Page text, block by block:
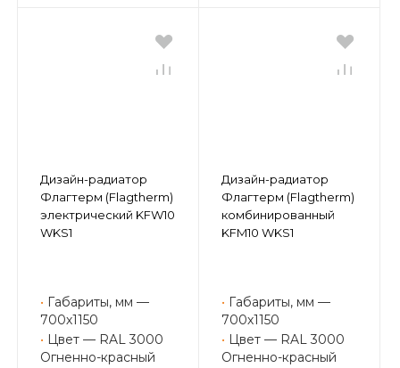
Дизайн-радиатор
Флагтерм (Flagtherm)
электрический KFW10
WKS1
• Габариты, мм —
700х1150
• Цвет — RAL 3000
Огненно-красный
Дизайн-радиатор
Флагтерм (Flagtherm)
комбинированный
KFM10 WKS1
• Габариты, мм —
700х1150
• Цвет — RAL 3000
Огненно-красный